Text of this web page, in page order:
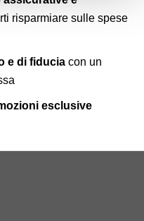
VAI ALLO STORE
74016 Massafra
VAI ALLO STORE
risparmiare sulle spese
e di fiducia con un
esclusive